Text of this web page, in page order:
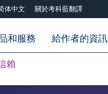
体中文 關於考科藍翻譯
賴
和服務 給作者的資訊